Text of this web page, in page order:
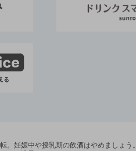
。 妊娠中や授乳期の飲酒はやめましょう。